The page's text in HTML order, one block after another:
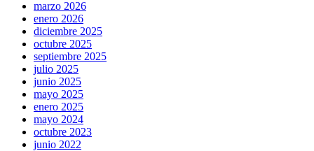
marzo 2026
enero 2026
diciembre 2025
octubre 2025
septiembre 2025
julio 2025
junio 2025
mayo 2025
enero 2025
mayo 2024
octubre 2023
junio 2022